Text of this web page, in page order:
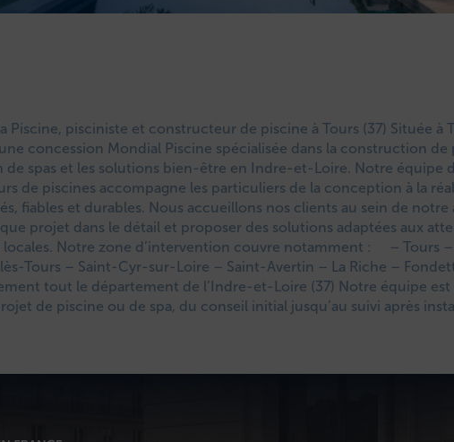
Piscine, pisciniste et constructeur de piscine à Tours (37) Située à
concession Mondial Piscine spécialisée dans la construction de
de spas et les solutions bien-être en Indre-et-Loire. Notre équipe
de piscines accompagne les particuliers de la conception à la
fiables et durables. Nous accueillons nos clients au sein de
projet dans le détail et proposer des solutions adaptées aux
locales. Notre zone d’intervention couvre notamment : – Tours
Tours – Saint-Cyr-sur-Loire – Saint-Avertin – La Riche –
tout le département de l’Indre-et-Loire (37) Notre équipe
de piscine ou de spa, du conseil initial jusqu’au suivi après